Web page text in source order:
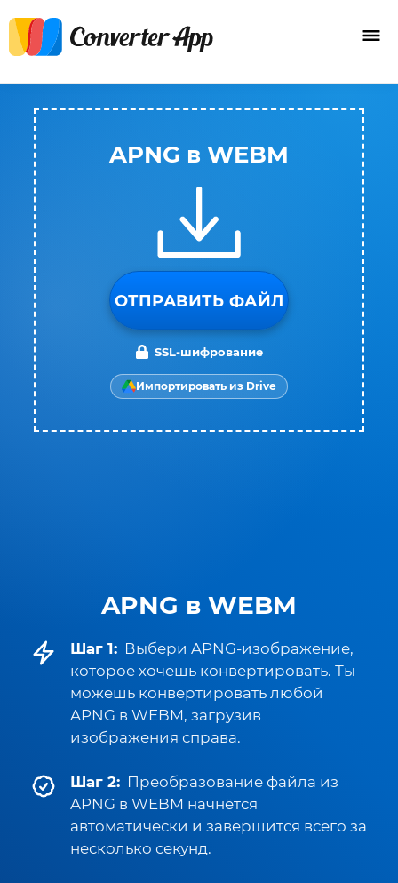
APNG в WEBM
Шаг 1: Выбери APNG-изображение,
которое хочешь конвертировать. Ты
можешь конвертировать любой
APNG в WEBM, загрузив
изображения справа.
Шаг 2: Преобразование файла из
APNG в WEBM начнётся
автоматически и завершится всего за
несколько секунд.
APNG в WEBM
ОТПРАВИТЬ ФАЙЛ
SSL-шифрование
Импортировать из Drive